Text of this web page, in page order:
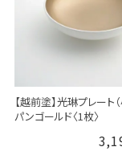
【越前塗】光琳プレート
パンゴールド〈1枚〉